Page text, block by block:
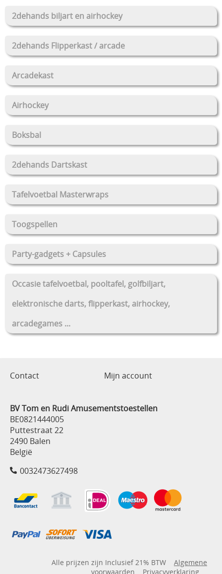
2dehands biljart en airhockey
2dehands Flipperkast / arcade
Arcadekast
Airhockey
Boksbal
2dehands Dartskast
Tafelvoetbal Masterwraps
Toogspellen
Party-gadgets + Capsules
Occasie tafelvoetbal, pooltafel, golfbiljart,
elektronische darts, flipperkast, airhockey,
arcadegames ...
Contact Mijn account
BV Tom en Rudi Amusementstoestellen
BE0821444005
Puttestraat 22
2490 Balen
België
0032473627498
Alle prijzen zijn Inclusief 21% BTW
Algemene
voorwaarden
Privacyverklaring